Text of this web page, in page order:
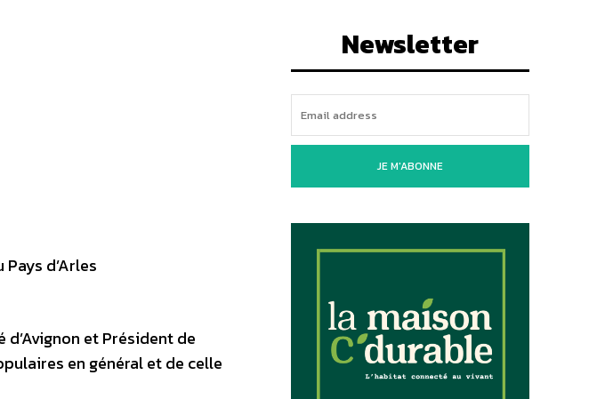
d’Arles
et Président de
en général et de celle
Newsletter
JE M'ABONNE